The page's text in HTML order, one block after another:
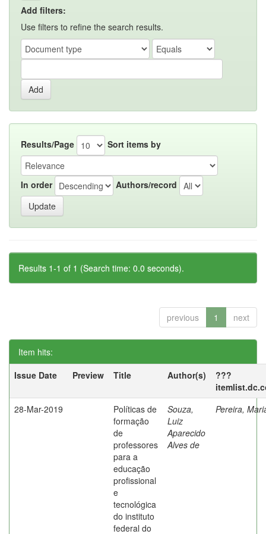
Add filters:
Use filters to refine the search results.
Results/Page Sort items by
In order Authors/record
Results 1-1 of 1 (Search time: 0.0 seconds).
previous 1 next
Item hits:
Issue Date
Preview Title Author(s)
???
28-Mar-2019
Políticas de
formação
de
professores
para a
educação
profissional
e
tecnológica
do instituto
federal do
Souza,
Luiz
Aparecido
Alves de
Pereira,